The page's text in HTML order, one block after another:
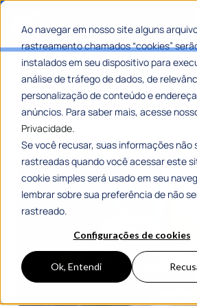
Ao navegar em nosso site alguns
rastreamento chamados “cookies”
instalados em seu dispositivo para
análise de tráfego de dados, de
personalização de conteúdo e
anúncios. Para saber mais, acesse
Privacidade.
Se você recusar, suas informações não
rastreadas quando você acessar este
cookie simples será usado em seu
lembrar sobre sua preferência de não
rastreado.
Configurações de cookies
Ok, Entendi
Imunidade tributária:
quem tem direito a ela
PorRomulo Ribeiro Teixeira
9 Min De Leitura